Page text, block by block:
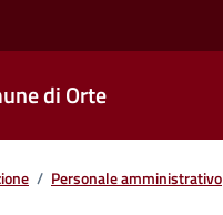
di Orte
/ Personale amministrativo